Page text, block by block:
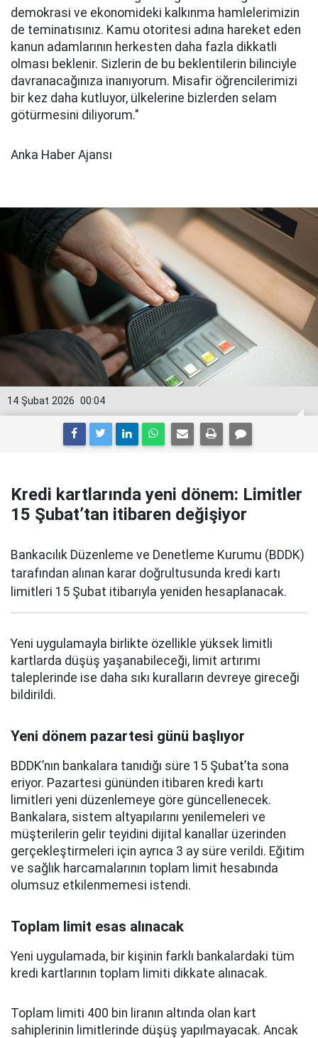
demokrasi ve ekonomideki kalkınma hamlelerimizin
de teminatısınız. Kamu otoritesi adına hareket eden
kanun adamlarının herkesten daha fazla dikkatli
olması beklenir. Sizlerin de bu beklentilerin bilinciyle
davranacağınıza inanıyorum. Misafir öğrencilerimizi
bir kez daha kutluyor, ülkelerine bizlerden selam
götürmesini diliyorum."
Anka Haber Ajansı
00:04
14 Şubat 2026
Kredi kartlarında yeni dönem: Limitler
15 Şubat’tan itibaren değişiyor
Bankacılık Düzenleme ve Denetleme Kurumu (BDDK)
tarafından alınan karar doğrultusunda kredi kartı
limitleri 15 Şubat itibarıyla yeniden hesaplanacak.
Yeni uygulamayla birlikte özellikle yüksek limitli
kartlarda düşüş yaşanabileceği, limit artırımı
taleplerinde ise daha sıkı kuralların devreye gireceği
bildirildi.
Yeni dönem pazartesi günü başlıyor
BDDK’nın bankalara tanıdığı süre 15 Şubat’ta sona
eriyor. Pazartesi gününden itibaren kredi kartı
limitleri yeni düzenlemeye göre güncellenecek.
Bankalara, sistem altyapılarını yenilemeleri ve
müşterilerin gelir teyidini dijital kanallar üzerinden
gerçekleştirmeleri için ayrıca 3 ay süre verildi. Eğitim
ve sağlık harcamalarının toplam limit hesabında
olumsuz etkilenmemesi istendi.
Toplam limit esas alınacak
Yeni uygulamada, bir kişinin farklı bankalardaki tüm
kredi kartlarının toplam limiti dikkate alınacak.
Toplam limiti 400 bin liranın altında olan kart
sahiplerinin limitlerinde düşüş yapılmayacak. Ancak